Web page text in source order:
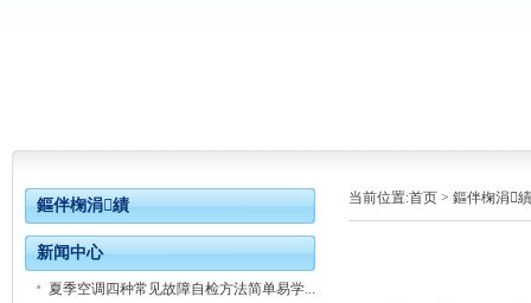
鏂伴椈涓績
新闻中心
夏季空调四种常见故障自检方法简单易学...
当前位置:首页 > 鏂伴椈涓績